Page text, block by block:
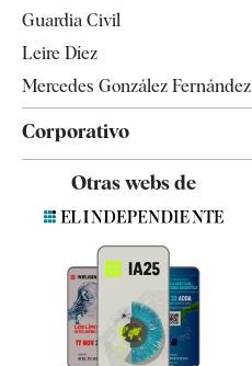
Guardia Civil
Leire Díez
Mercedes González Fernández
Corporativo
Contacto
Quiénes somos
Especificaciones
Otras webs de